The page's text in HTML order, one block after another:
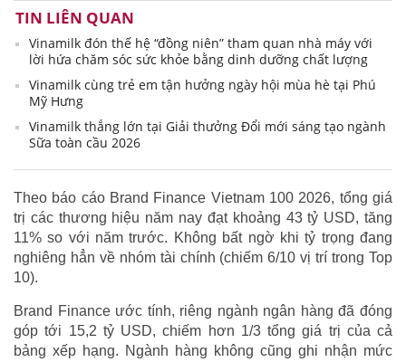
TIN LIÊN QUAN
Vinamilk đón thế hệ “đồng niên” tham quan nhà máy với
lời hứa chăm sóc sức khỏe bằng dinh dưỡng chất lượng
Vinamilk cùng trẻ em tận hưởng ngày hội mùa hè tại Phú
Mỹ Hưng
Vinamilk thắng lớn tại Giải thưởng Đổi mới sáng tạo ngành
Sữa toàn cầu 2026
Theo báo cáo Brand Finance Vietnam 100 2026, tổng giá
trị các thương hiệu năm nay đạt khoảng 43 tỷ USD, tăng
11% so với năm trước. Không bất ngờ khi tỷ trọng đang
nghiêng hẳn về nhóm tài chính (chiếm 6/10 vị trí trong Top
10).
Brand Finance ước tính, riêng ngành ngân hàng đã đóng
góp tới 15,2 tỷ USD, chiếm hơn 1/3 tổng giá trị của cả
bảng xếp hạng. Ngành hàng không cũng ghi nhận mức